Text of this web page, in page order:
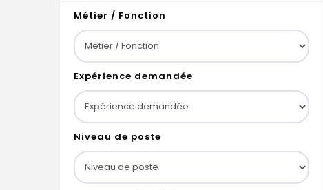
Métier / Fonction
Expérience demandée
Niveau de poste